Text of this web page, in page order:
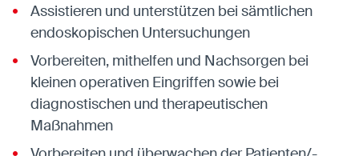
Assistieren und unterstützen bei sämtlichen
endoskopischen Untersuchungen
Vorbereiten, mithelfen und Nachsorgen bei
kleinen operativen Eingriffen sowie bei
diagnostischen und therapeutischen
Maßnahmen